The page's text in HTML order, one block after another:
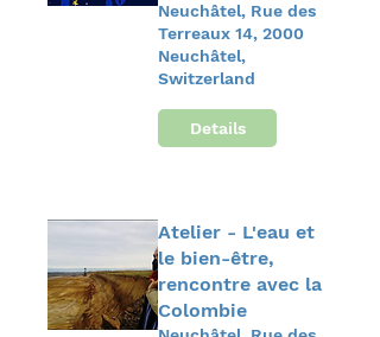
Neuchâtel, Rue des
Terreaux 14, 2000
Neuchâtel,
Switzerland
Details
Atelier - L'eau et
le bien-être,
rencontre avec la
Colombie